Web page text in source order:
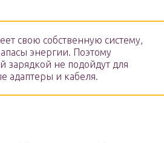
свою собственную систему,
энергии. Поэтому
зарядкой не подойдут для
адаптеры и кабеля.